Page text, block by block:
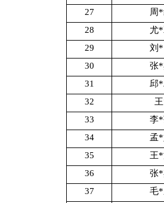
27
周
28
尤
29
刘
30
张
31
邱
32
33
李
34
孟
35
王
36
张
37
毛